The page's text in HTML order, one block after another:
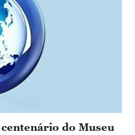
do Museu